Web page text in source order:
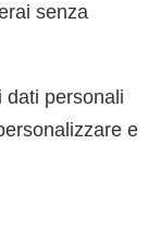
senza
dati personali
e